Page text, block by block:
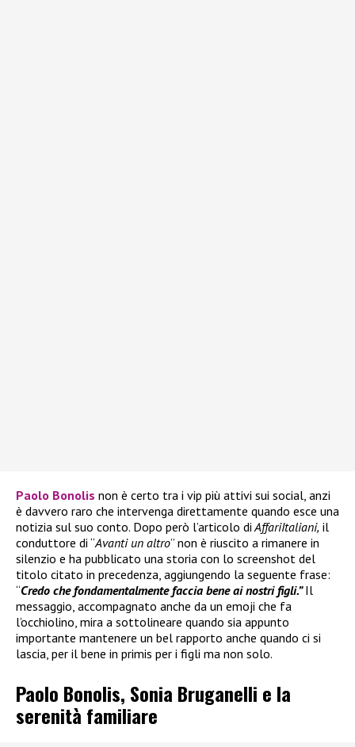
Paolo Bonolis non è certo tra i vip più attivi sui social, anzi
è davvero raro che intervenga direttamente quando esce una
notizia sul suo conto. Dopo però l’articolo di AffariItaliani, il
conduttore di “Avanti un altro” non è riuscito a rimanere in
silenzio e ha pubblicato una storia con lo screenshot del
titolo citato in precedenza, aggiungendo la seguente frase:
“Credo che fondamentalmente faccia bene ai nostri figli.”Il
messaggio, accompagnato anche da un emoji che fa
l’occhiolino, mira a sottolineare quando sia appunto
importante mantenere un bel rapporto anche quando ci si
lascia, per il bene in primis per i figli ma non solo.
Paolo Bonolis, Sonia Bruganelli e la
serenità familiare